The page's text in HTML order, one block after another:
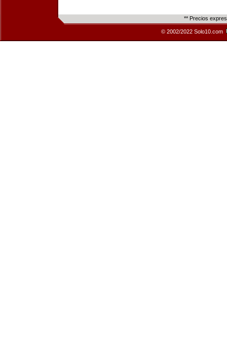
** Precios
© 2002/2022 Solo10.com